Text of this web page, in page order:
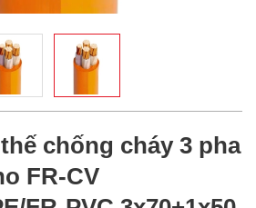
chống cháy 3 pha
FR-CV